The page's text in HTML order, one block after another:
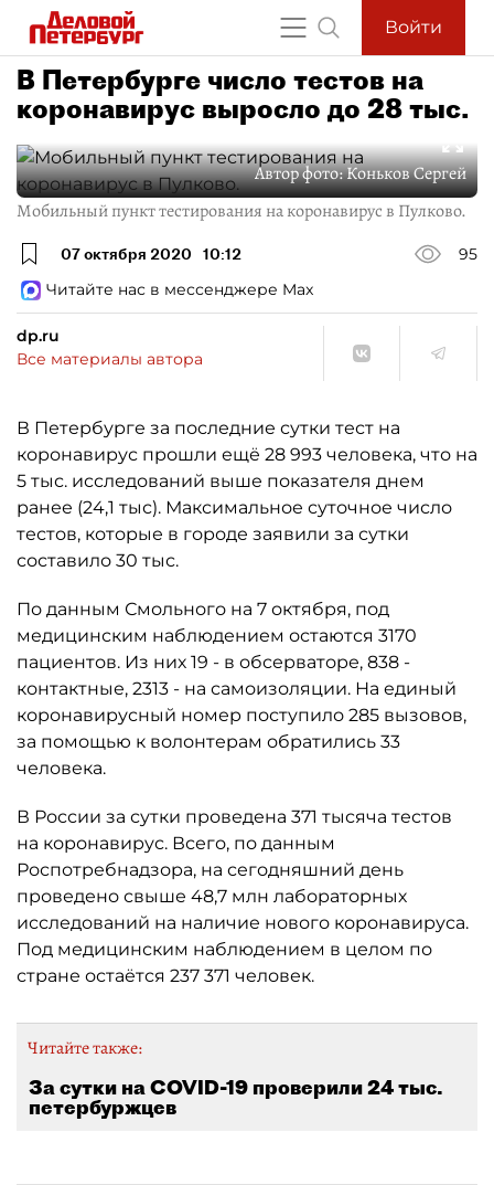
Войти
В Петербурге число тестов на
коронавирус выросло до 28 тыс.
Автор фото:Коньков Сергей
Мобильный пункт тестирования на коронавирус в Пулково.
07 октября 2020 10:12
95
Читайте нас в мессенджере Max
dp.ru
Все материалы автора
В Петербурге за последние сутки тест на
коронавирус прошли ещё 28 993 человека, что на
5 тыс. исследований выше показателя днем
ранее (24,1 тыс). Максимальное суточное число
тестов, которые в городе заявили за сутки
составило 30 тыс.
По данным Смольного на 7 октября, под
медицинским наблюдением остаются 3170
пациентов. Из них 19 - в обсерваторе, 838 -
контактные, 2313 - на самоизоляции. На единый
коронавирусный номер поступило 285 вызовов,
за помощью к волонтерам обратились 33
человека.
В России за сутки проведена 371 тысяча тестов
на коронавирус. Всего, по данным
Роспотребнадзора, на сегодняшний день
проведено свыше 48,7 млн лабораторных
исследований на наличие нового коронавируса.
Под медицинским наблюдением в целом по
стране остаётся 237 371 человек.
Читайте также:
За сутки на COVID-19 проверили 24 тыс.
петербуржцев